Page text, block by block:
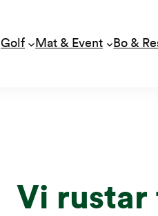
Golf Mat & Event Bo &
Vi rustar